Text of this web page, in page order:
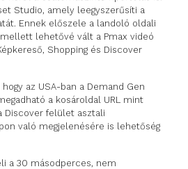
Studio, amely leegyszerűsíti a
Ennek előszele a landoló oldali
lehetővé vált a Pmax videó
Shopping és Discover
az USA-ban a Demand Gen
a kosároldal URL mint
Discover felület asztali
való megjelenésére is lehetőség
a 30 másodperces, nem